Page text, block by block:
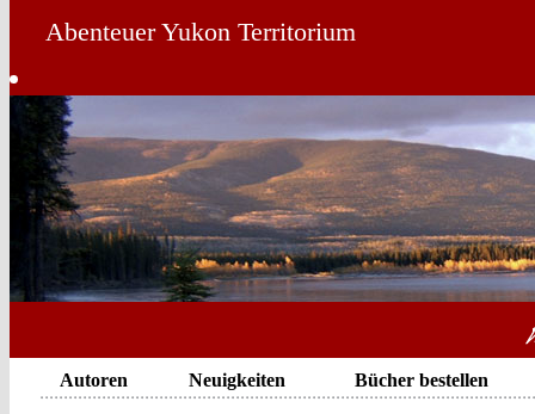
Abenteuer Yukon Territorium
Autoren Neuigkeiten Bücher bestellen